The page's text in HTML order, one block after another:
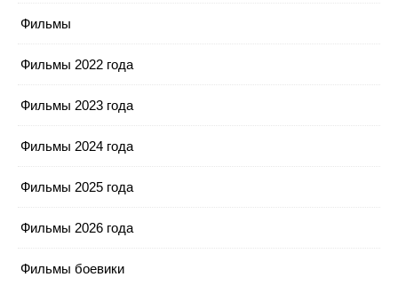
Фильмы
Фильмы 2022 года
Фильмы 2023 года
Фильмы 2024 года
Фильмы 2025 года
Фильмы 2026 года
Фильмы боевики